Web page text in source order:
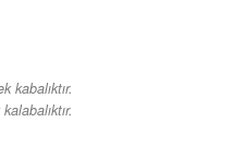
kabalıktır.